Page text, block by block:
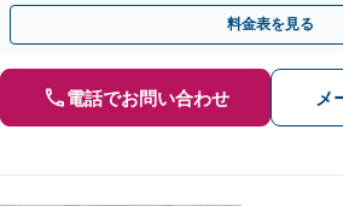
気軽にご相談ください！【初回来所相談30分
料金表を見る
電話でお問い合わせ メ